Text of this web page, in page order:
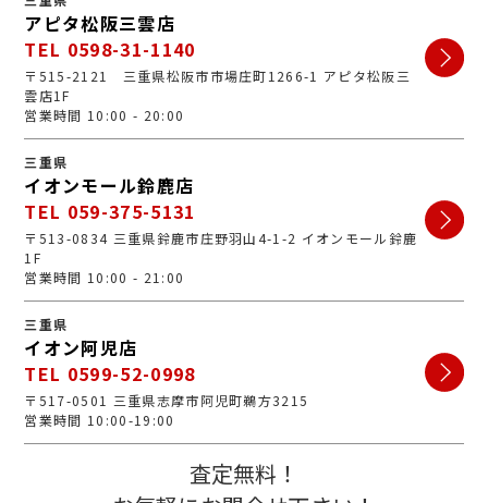
アピタ松阪三雲店
TEL 0598-31-1140
〒515-2121 三重県松阪市市場庄町1266-1 アピタ松阪三
雲店1F
営業時間 10:00 - 20:00
三重県
イオンモール鈴鹿店
TEL 059-375-5131
〒513-0834 三重県鈴鹿市庄野羽山4-1-2 イオンモール鈴鹿
1F
営業時間 10:00 - 21:00
三重県
イオン阿児店
TEL 0599-52-0998
〒517-0501 三重県志摩市阿児町鵜方3215
営業時間 10:00-19:00
査定無料！